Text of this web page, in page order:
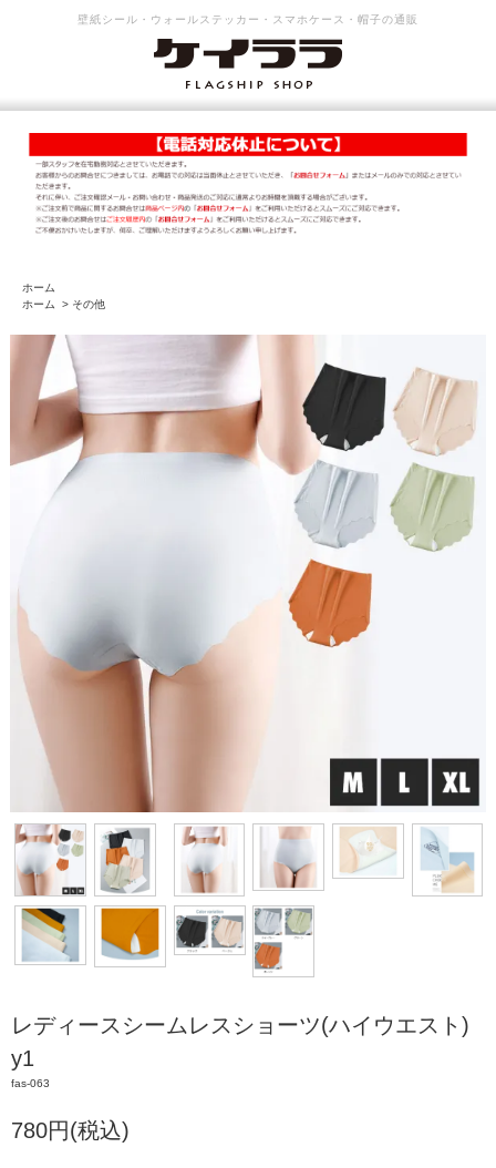
壁紙シール・ウォールステッカー・スマホケース・帽子の通販
ホーム
ホーム
> その他
レディースシームレスショーツ(ハイウエスト)
y1
fas-063
780円(税込)